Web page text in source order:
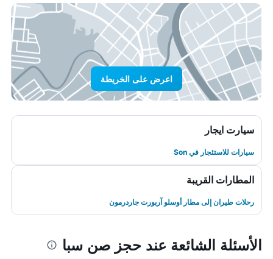
اعرض على الخريطة
سيارت ايجار
سيارات للاستئجار في Son
المطارات القريبة
رحلات طيران إلى مطار أوسلو آربورت جاردرمون
الأسئلة الشائعة عند حجز صن سبا